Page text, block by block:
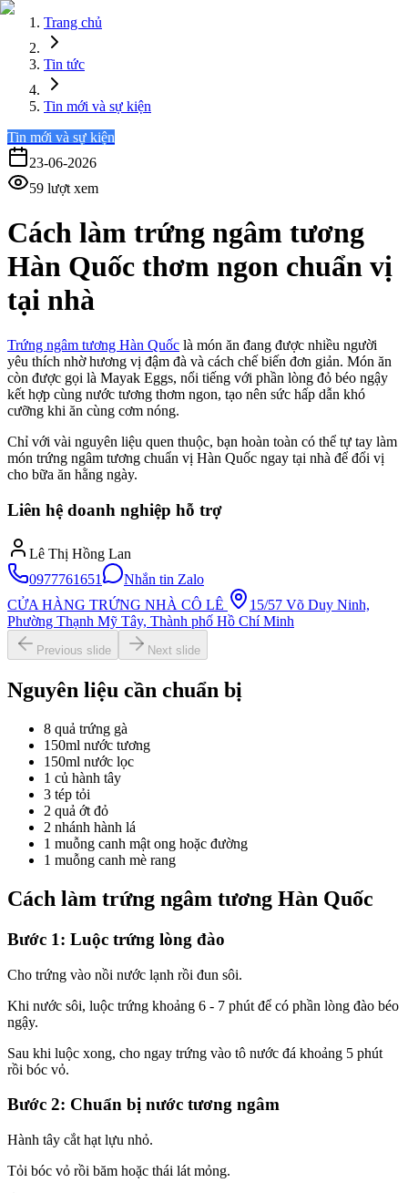
Trang chủ
Tin tức
Tin mới và sự kiện
Tin mới và sự kiện
23-06-2026
59 lượt xem
Cách làm trứng ngâm tương
Hàn Quốc thơm ngon chuẩn vị
tại nhà
Trứng ngâm tương Hàn Quốc là món ăn đang được nhiều người
yêu thích nhờ hương vị đậm đà và cách chế biến đơn giản. Món ăn
còn được gọi là Mayak Eggs, nổi tiếng với phần lòng đỏ béo ngậy
kết hợp cùng nước tương thơm ngon, tạo nên sức hấp dẫn khó
cưỡng khi ăn cùng cơm nóng.
Chỉ với vài nguyên liệu quen thuộc, bạn hoàn toàn có thể tự tay làm
món trứng ngâm tương chuẩn vị Hàn Quốc ngay tại nhà để đổi vị
cho bữa ăn hằng ngày.
Liên hệ doanh nghiệp hỗ trợ
Lê Thị Hồng Lan
0977761651
Nhắn tin Zalo
CỬA HÀNG TRỨNG NHÀ CÔ LÊ
15/57 Võ Duy Ninh,
Phường Thạnh Mỹ Tây, Thành phố Hồ Chí Minh
Previous slide Next slide
Nguyên liệu cần chuẩn bị
8 quả trứng gà
150ml nước tương
150ml nước lọc
1 củ hành tây
3 tép tỏi
2 quả ớt đỏ
2 nhánh hành lá
1 muỗng canh mật ong hoặc đường
1 muỗng canh mè rang
Cách làm trứng ngâm tương Hàn Quốc
Bước 1: Luộc trứng lòng đào
Cho trứng vào nồi nước lạnh rồi đun sôi.
Khi nước sôi, luộc trứng khoảng 6 - 7 phút để có phần lòng đào béo
ngậy.
Sau khi luộc xong, cho ngay trứng vào tô nước đá khoảng 5 phút
rồi bóc vỏ.
Bước 2: Chuẩn bị nước tương ngâm
Hành tây cắt hạt lựu nhỏ.
Tỏi bóc vỏ rồi băm hoặc thái lát mỏng.